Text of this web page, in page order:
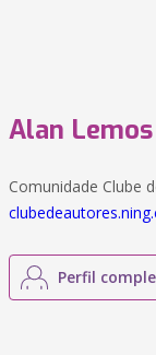
Alan Lemos
Comunidade Clube
Perfil